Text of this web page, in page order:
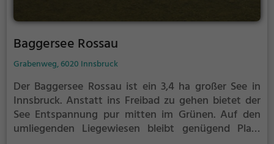
Baggersee Rossau
Grabenweg, 6020 Innsbruck
Der Baggersee Rossau ist ein 3,4 ha großer See in
Innsbruck. Anstatt ins Freibad zu gehen bietet der
See Entspannung pur mitten im Grünen. Auf den
umliegenden Liegewiesen bleibt genügend Platz